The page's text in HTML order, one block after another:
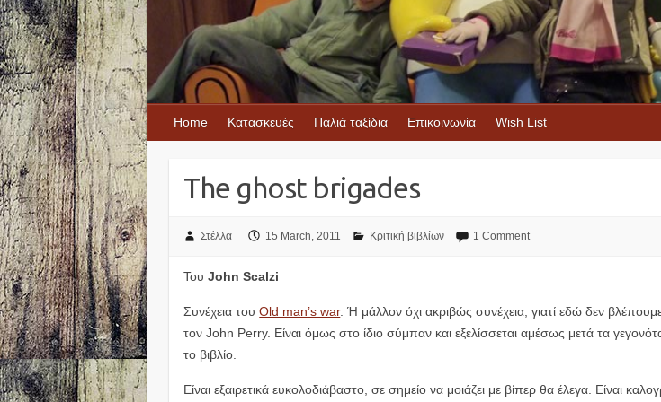
Home Κατασκευές Παλιά ταξίδια Επικοινωνία Wish List
The ghost brigades
Στέλλα 15 March, 2011 Κριτική βιβλίων 1 Comment
ΤουJohn Scalzi
Συνέχεια τουOld man’s war. Ή μάλλον όχι ακριβώς συνέχεια, γιατί εδώ δεν
τον John Perry. Είναι όμως στο ίδιο σύμπαν και εξελίσσεται αμέσως μετά τα
το βιβλίο.
Είναι εξαιρετικά ευκολοδιάβαστο, σε σημείο να μοιάζει με βίπερ θα έλεγα. Είναι